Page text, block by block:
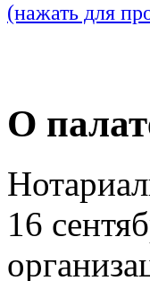
(нажать для
О
16